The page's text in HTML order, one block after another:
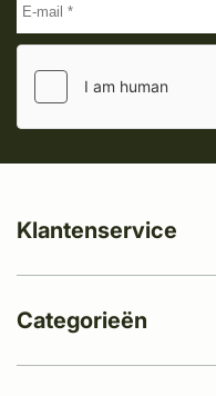
Klantenservice
Categorieën